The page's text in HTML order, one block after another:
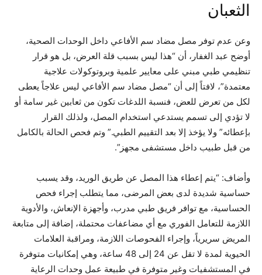
الثعبان
وعن عدم توفر مصل مضاد سم الأفاعي داخل الوحدات الصحية،
أوضح عبد الغفار، أن “هذا ليس بسبب قلة العرض، بل هو قرار
تنظيمي طبي مبني على معايير علمية وبروتوكولات علاجية
معتمدة”، لافتاً إلى أن “مصل مضاد سم الأفاعي ليس علاجاً يعطى
لكل من تعرض للعض، فنسبة اللدغات تكون من ثعابين غير سامة أو
لا تؤدي إلى تسمم يستدعي استخدام المصل، ولذلك القرار
بإعطائه” ولا يؤخذ إلا بعد التقييم الطبي.” وتم فحص الحالة بالكامل
من قبل طبيب داخل مستشفى مجهز”.
وأضاف: “يتم إعطاء هذا المصل عن طريق الوريد، وقد يسبب
حساسية شديدة لدى بعض المرضى، مما يتطلب إجراء فحص
الحساسية، مع توافر فريق طبي مدرب، وأجهزة الإنعاش، والأدوية
اللازمة للتعامل الفوري مع أي مضاعفات محتملة، إضافة إلى متابعة
المريض سريرياً، وإجراء الفحوصات اللازمة، ومراقبة العلامات
الحيوية لمدة لا تقل عن 24 إلى 48 ساعة، وهي إمكانيات متوفرة
في المستشفيات وغير متوفرة في طبيعة عمل وحدات الرعاية